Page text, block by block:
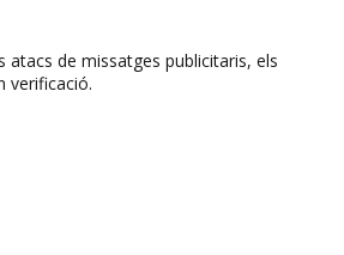
atacs de missatges publicitaris, els
verificació.